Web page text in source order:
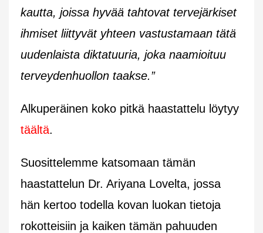
kautta, joissa hyvää tahtovat tervejärkiset
ihmiset liittyvät yhteen vastustamaan tätä
uudenlaista diktatuuria, joka naamioituu
terveydenhuollon taakse.”
Alkuperäinen koko pitkä haastattelu löytyy
täältä.
Suosittelemme katsomaan tämän
haastattelun Dr. Ariyana Lovelta, jossa
hän kertoo todella kovan luokan tietoja
rokotteisiin ja kaiken tämän pahuuden